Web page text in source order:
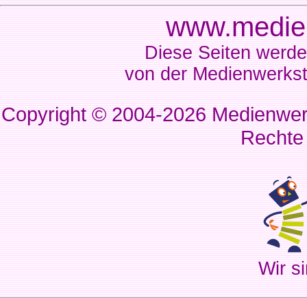
Diese Seiten
von der
Copyright © 2004-2026
Wir